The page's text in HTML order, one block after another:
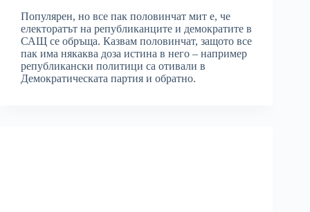
Популярен, но все пак половинчат мит е, че
електоратът на републиканците и демократите в
САЩ се обръща. Казвам половинчат, защото все
пак има някаква доза истина в него – например
републикански политици са отивали в
Демократическата партия и обратно.